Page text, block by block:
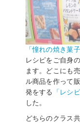
「憧れの焼き菓
レシピをご自身
ます。どこにも
ル商品を作って
発をする
「レシ
した。
どちらのクラス共